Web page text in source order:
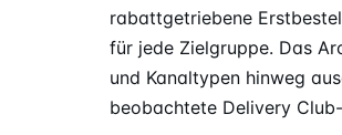
rabattgetriebene
für jede Zielgruppe. Das
und Kanaltypen hinweg
beobachtete Delivery